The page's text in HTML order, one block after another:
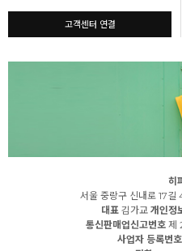
고객센터 연결
히
서울 중랑구 신내로 17
대표김가교 개인정
통신판매업신고번호제
사업자 등록번호